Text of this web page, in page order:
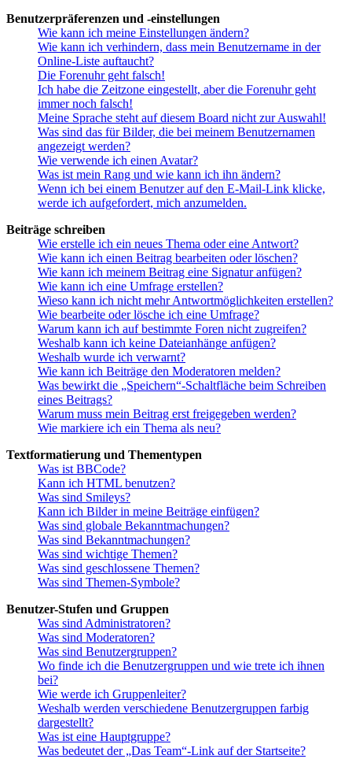
Benutzerpräferenzen und -einstellungen
Wie kann ich meine Einstellungen ändern?
Wie kann ich verhindern, dass mein Benutzername in der
Online-Liste auftaucht?
Die Forenuhr geht falsch!
Ich habe die Zeitzone eingestellt, aber die Forenuhr geht
immer noch falsch!
Meine Sprache steht auf diesem Board nicht zur Auswahl!
Was sind das für Bilder, die bei meinem Benutzernamen
angezeigt werden?
Wie verwende ich einen Avatar?
Was ist mein Rang und wie kann ich ihn ändern?
Wenn ich bei einem Benutzer auf den E-Mail-Link klicke,
werde ich aufgefordert, mich anzumelden.
Beiträge schreiben
Wie erstelle ich ein neues Thema oder eine Antwort?
Wie kann ich einen Beitrag bearbeiten oder löschen?
Wie kann ich meinem Beitrag eine Signatur anfügen?
Wie kann ich eine Umfrage erstellen?
Wieso kann ich nicht mehr Antwortmöglichkeiten erstellen?
Wie bearbeite oder lösche ich eine Umfrage?
Warum kann ich auf bestimmte Foren nicht zugreifen?
Weshalb kann ich keine Dateianhänge anfügen?
Weshalb wurde ich verwarnt?
Wie kann ich Beiträge den Moderatoren melden?
Was bewirkt die „Speichern“-Schaltfläche beim Schreiben
eines Beitrags?
Warum muss mein Beitrag erst freigegeben werden?
Wie markiere ich ein Thema als neu?
Textformatierung und Thementypen
Was ist BBCode?
Kann ich HTML benutzen?
Was sind Smileys?
Kann ich Bilder in meine Beiträge einfügen?
Was sind globale Bekanntmachungen?
Was sind Bekanntmachungen?
Was sind wichtige Themen?
Was sind geschlossene Themen?
Was sind Themen-Symbole?
Benutzer-Stufen und Gruppen
Was sind Administratoren?
Was sind Moderatoren?
Was sind Benutzergruppen?
Wo finde ich die Benutzergruppen und wie trete ich ihnen
bei?
Wie werde ich Gruppenleiter?
Weshalb werden verschiedene Benutzergruppen farbig
dargestellt?
Was ist eine Hauptgruppe?
Was bedeutet der „Das Team“-Link auf der Startseite?